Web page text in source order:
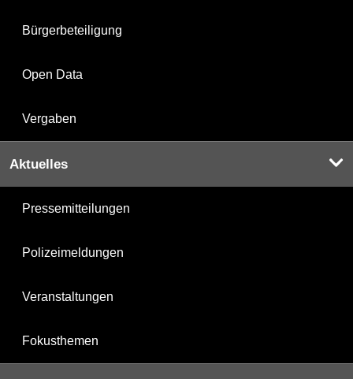
Bürgerbeteiligung
Open Data
Vergaben
Aktuelles
Pressemitteilungen
Polizeimeldungen
Veranstaltungen
Fokusthemen